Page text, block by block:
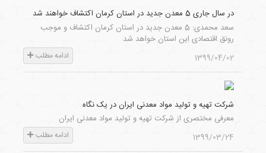
در سال جاری 5 معدن جدید در استان کرمان اکتشاف خواهند شد
سعد محمدی: 5 معدن جدید در استان کرمان اکتشاف و موجب
رونق اقتصادی این استان خواهد شد
1399/04/02
ادامه مطلب
شرکت تهیه و تولید مواد معدنی ایران در یک نگاه
معرفی مختصری از شرکت تهیه و تولید مواد معدنی ایران
1399/03/24
ادامه مطلب